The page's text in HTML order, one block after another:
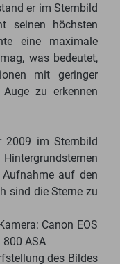
er im Sternbild
seinen höchsten
eine maximale
was bedeutet,
mit geringer
zu erkennen
2009 im Sternbild
auf den
sind die Sterne zu
Canon EOS
800 ASA
des Bildes